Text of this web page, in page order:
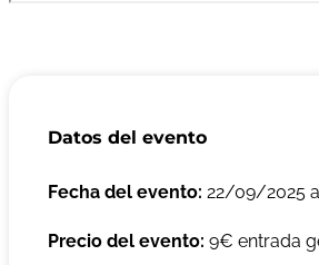
Datos del evento
Fecha del evento: 22/09/2025
Precio del evento: 9€ entrada